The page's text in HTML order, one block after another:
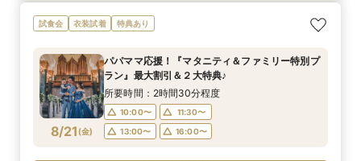
8/17(月)
【ドレス重視オススメ◎】人気ドレス２５万円
OFF*来館特典×無料試食付
10:00〜
11:30〜
13:00〜
16:00〜
フェアを予約
8/17(月)
【少人数婚応援】来館でヘアコスメ＆1万円ギフ
トGET！特典・試食フェア
10:00〜
11:30〜
13:00〜
16:00〜
フェアを予約
8/17(月)
卒花オススメ◎英国伝統の大聖堂チャペル*最大
150万円割引×来館特典ギフト券１万円
10:00〜
11:30〜
13:00〜
16:00〜
フェアを予約
8/17(月)
【ペット婚人気NO.1】愛犬と誓うリングドッグ演
出×豪華試食フェア*最大15大特典付き
10:00〜
11:30〜
13:00〜
16:00〜
フェアを予約
試食会 衣装試着 特典あり
8/21 (金)
パパママ応援！『マタニティ＆ファミリー特別プ
ラン』最大割引＆２大特典♪
所要時間：2時間30分程度
10:00〜
11:30〜
13:00〜
16:00〜